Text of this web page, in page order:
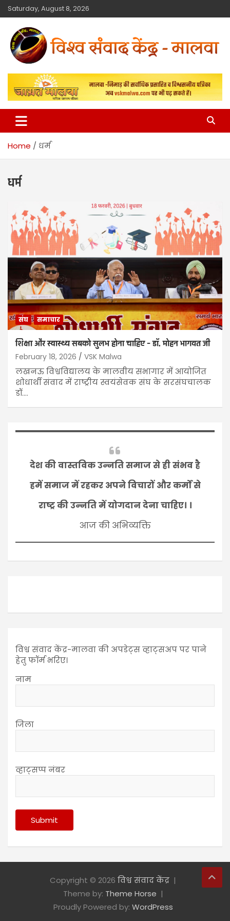
Saturday, August 8, 2026
विश्व संवाद केंद्र
मालवा
Home धर्म
धर्म
संघ समाचार
शिक्षा और स्वास्थ्य सबको सुलभ होना चाहिए – डॉ. मोहन भागवत जी
February 18, 2026 VSK Malwa
लखनऊ विश्वविद्यालय के मालवीय सभागार में आयोजित
शोधार्थी संवाद में राष्ट्रीय स्वयंसेवक संघ के सरसंघचालक
डॉ.…
देश की वास्तविक उन्नति समाज से ही संभव है
हमें समाज में रहकर अपने विचारों और कर्मों से
राष्ट्र की उन्नति में योगदान देना चाहिए। ।
आज की अभिव्यक्ति
विश्व संवाद केंद्र-मालवा की अपडेट्स व्हाट्सअप पर पाने
हेतु फॉर्म भरिए।
नाम
जिला
व्हाट्सप्प नंबर
Copyright © 2026 विश्व संवाद केंद्र
Theme by: Theme Horse
Proudly Powered by: WordPress